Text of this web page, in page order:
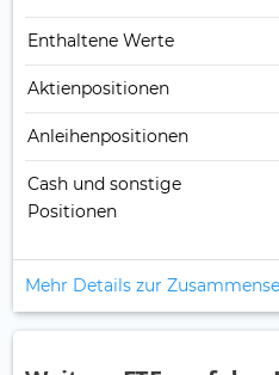
Enthaltene Werte
Aktienpositionen
Anleihenpositionen
Cash und sonstige
Positionen
Mehr Details zur